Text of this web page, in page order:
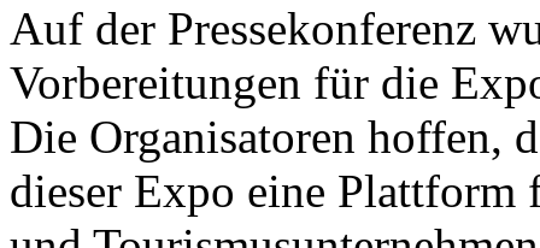
Auf der Pressekonferenz
Vorbereitungen für die
Die Organisatoren hoffen,
dieser Expo eine